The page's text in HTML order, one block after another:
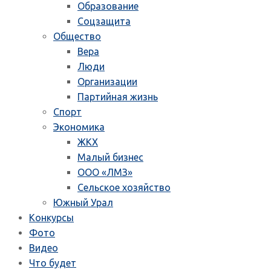
Образование
Соцзащита
Общество
Вера
Люди
Организации
Партийная жизнь
Спорт
Экономика
ЖКХ
Малый бизнес
ООО «ЛМЗ»
Сельское хозяйство
Южный Урал
Конкурсы
Фото
Видео
Что будет